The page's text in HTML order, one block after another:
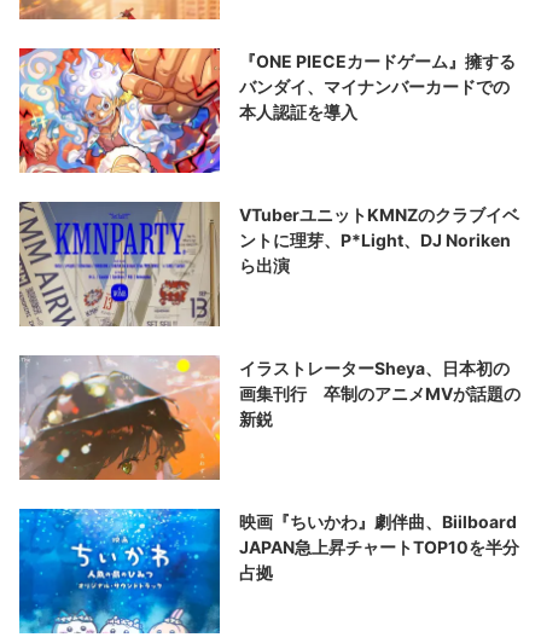
『ONE PIECEカードゲーム』擁する
バンダイ、マイナンバーカードでの
本人認証を導入
VTuberユニットKMNZのクラブイベ
ントに理芽、P*Light、DJ Noriken
ら出演
イラストレーターSheya、日本初の
画集刊行 卒制のアニメMVが話題の
新鋭
映画『ちいかわ』劇伴曲、Biilboard
JAPAN急上昇チャートTOP10を半分
占拠